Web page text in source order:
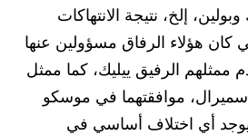
إلخ، نتيجة الانتهاكات
كان هؤلاء الرفاق مسؤولين عنها
الرفيق ييليك، كما ممثل
سميرال، موافقتهما في موسكو
يوجد أي اختلاف أساسي في